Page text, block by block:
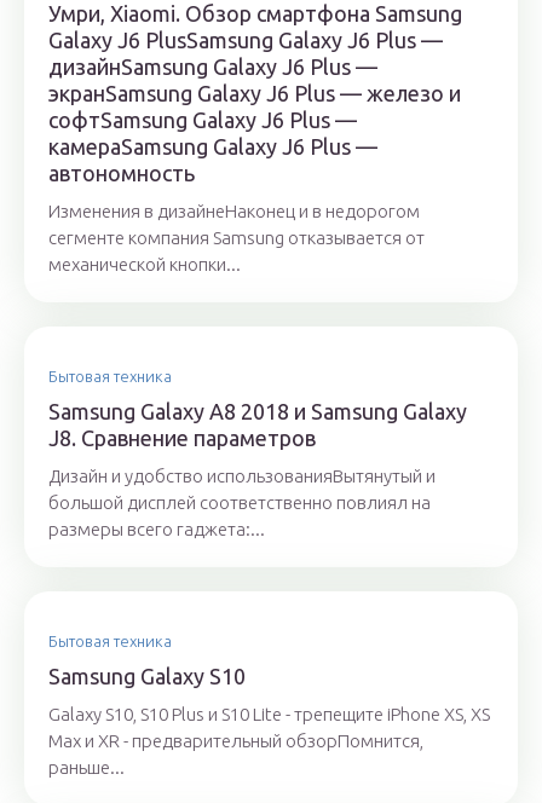
Умри, Xiaomi. Обзор смартфона Samsung
Galaxy J6 PlusSamsung Galaxy J6 Plus —
дизайнSamsung Galaxy J6 Plus —
экранSamsung Galaxy J6 Plus — железо и
софтSamsung Galaxy J6 Plus —
камераSamsung Galaxy J6 Plus —
автономность
Изменения в дизайнеНаконец и в недорогом
сегменте компания Samsung отказывается от
механической кнопки...
Бытовая техника
Samsung Galaxy A8 2018 и Samsung Galaxy
J8. Сравнение параметров
Дизайн и удобство использованияВытянутый и
большой дисплей соответственно повлиял на
размеры всего гаджета:...
Бытовая техника
Samsung Galaxy S10
Galaxy S10, S10 Plus и S10 Lite - трепещите iPhone XS, XS
Max и XR - предварительный обзорПомнится,
раньше...